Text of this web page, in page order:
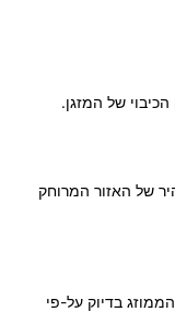
של המזגן.
של האזור המרוחק
בדיוק על-פי